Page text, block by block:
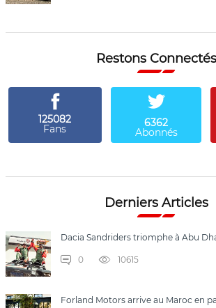
Restons Connectés
125082
Fans 6362
Abonnés
Derniers Articles
Dacia Sandriders triomphe à Abu
0 10615
Forland Motors arrive au Maroc en